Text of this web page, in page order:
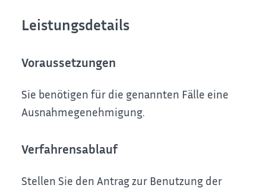
Leistungsdetails
Voraussetzungen
Sie benötigen für die genannten Fälle eine
Ausnahmegenehmigung.
Verfahrensablauf
Stellen Sie den Antrag zur Benutzung der